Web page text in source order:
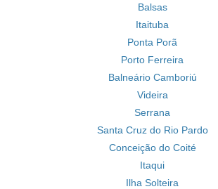
Balsas
Itaituba
Ponta Porã
Porto Ferreira
Balneário Camboriú
Videira
Serrana
Santa Cruz do Rio Pardo
Conceição do Coité
Itaqui
Ilha Solteira